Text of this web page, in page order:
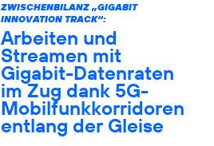
ZWISCHENBILANZ „GIGABIT
INNOVATION TRACK“:
Arbeiten und
Streamen mit
Gigabit-Datenraten
im Zug dank 5G-
Mobilfunkkorridoren
entlang der Gleise